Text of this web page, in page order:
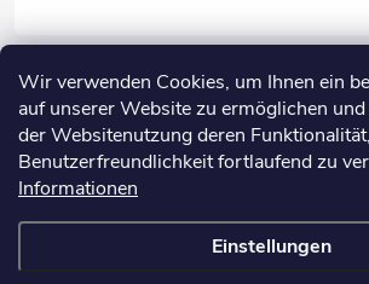
Wir verwenden Cookies, um Ihnen ein
auf unserer Website zu ermöglichen
der Websitenutzung deren
Benutzerfreundlichkeit fortlaufend zu
Informationen
Einstellungen
s
t
e
Informationen
Suche